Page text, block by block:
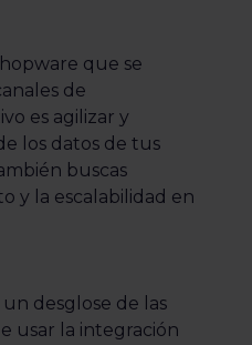
que se
de
es agilizar y
los datos de tus
buscas
y la escalabilidad en
desglose de las
usar la integración